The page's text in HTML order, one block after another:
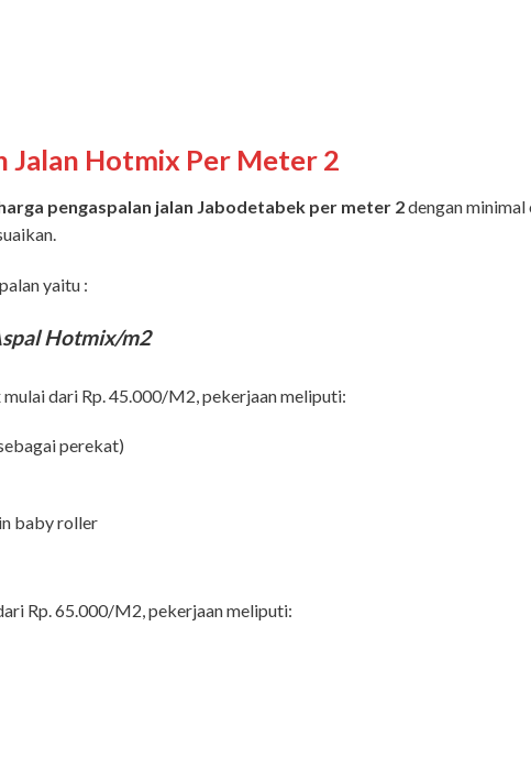
Jalan Hotmix Per Meter 2
pengaspalan jalan Jabodetabek per meter 2dengan
yaitu :
Hotmix/m2
dari Rp. 45.000/M2, pekerjaan meliputi:
perekat)
baby roller
Rp. 65.000/M2, pekerjaan meliputi: